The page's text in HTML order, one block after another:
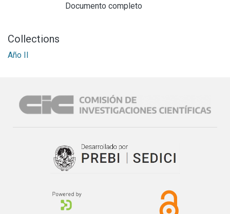
Documento completo
Collections
Año II